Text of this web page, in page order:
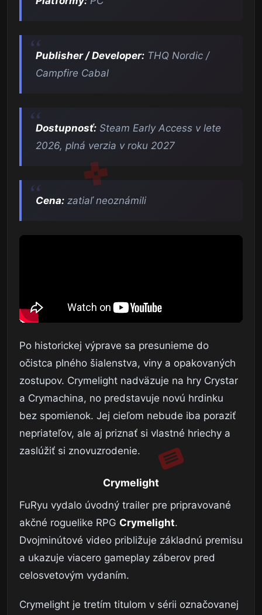
Publisher / Developer: THQ Nordic /
Campfire Cabal
Dostupnosť: Steam Early Access v lete
2026, plná verzia v roku 2027
Cena: zatiaľ neoznámili
Po historickej výprave sa presunieme do
očistca plného šialenstva, viny a opakovaných
zostupov. Crymelight nadväzuje na hry Crystar
a Crymachina, no predstavuje novú hrdinku
bez spomienok. Jej cieľom nebude iba poraziť
nepriateľov, ale aj priznať si vlastné hriechy a
zaslúžiť si znovuzrodenie.
Crymelight
FuRyu vydalo úvodný trailer pre pripravované
akčné roguelike RPG Crymelight.
Dvojminútové video približuje základnú premisu
a ukazuje viacero gameplay záberov pred
celosvetovým vydaním.
Crymelight je tretím titulom v sérii označovanej